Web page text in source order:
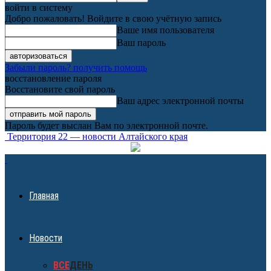
войти в систему
Добро пожаловать! Войдите в свою учётную запись
Ваше имя пользователя
Ваш пароль
Забыли пароль? получить помощь
восстановление пароля
Восстановите свой пароль
Ваш адрес электронной почты
Пароль будет выслан Вам по электронной почте.
Территория 22 — новости Алтайского края
Главная
Новости
ВСЕДЕНЬ